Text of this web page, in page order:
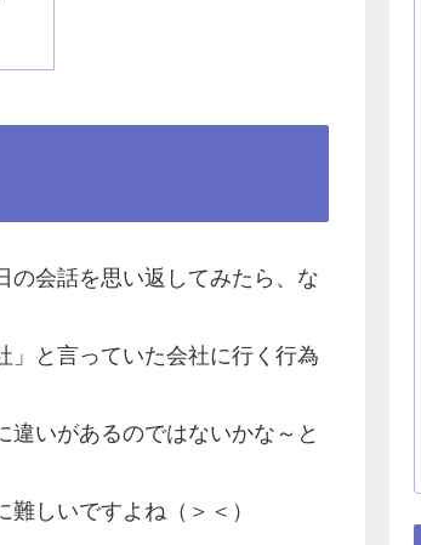
の会話を思い返してみたら、な
」と言っていた会社に行く行為
いがあるのではないかな～と
しいですよね（＞＜）